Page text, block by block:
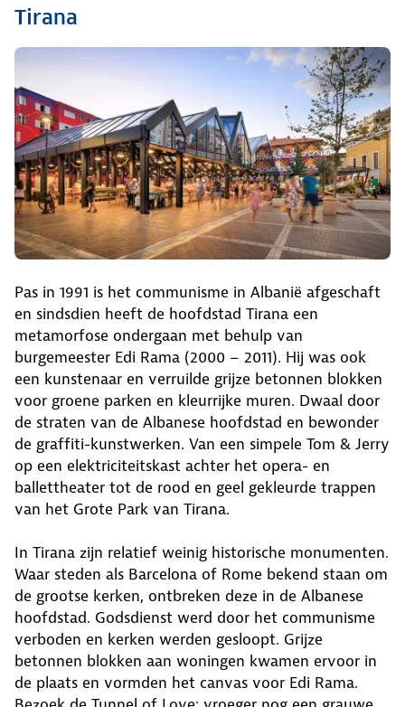
Tirana
Pas in 1991 is het communisme in Albanië afgeschaft
en sindsdien heeft de hoofdstad Tirana een
metamorfose ondergaan met behulp van
burgemeester Edi Rama (2000 – 2011). Hij was ook
een kunstenaar en verruilde grijze betonnen blokken
voor groene parken en kleurrijke muren. Dwaal door
de straten van de Albanese hoofdstad en bewonder
de graffiti-kunstwerken. Van een simpele Tom & Jerry
op een elektriciteitskast achter het opera- en
ballettheater tot de rood en geel gekleurde trappen
van het Grote Park van Tirana.
In Tirana zijn relatief weinig historische monumenten.
Waar steden als Barcelona of Rome bekend staan om
de grootse kerken, ontbreken deze in de Albanese
hoofdstad. Godsdienst werd door het communisme
verboden en kerken werden gesloopt. Grijze
betonnen blokken aan woningen kwamen ervoor in
de plaats en vormden het canvas voor Edi Rama.